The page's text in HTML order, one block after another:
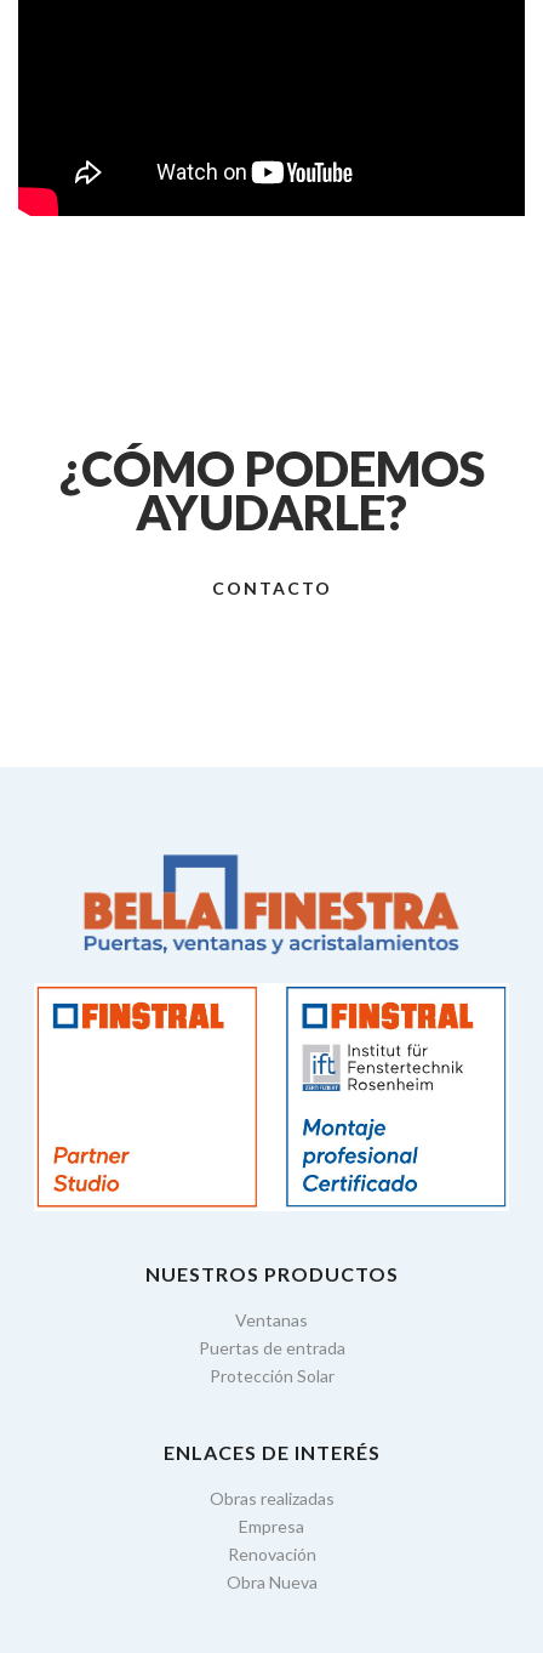
¿CÓMO PODEMOS
AYUDARLE?
CONTACTO
NUESTROS PRODUCTOS
Ventanas
Puertas de entrada
Protección Solar
ENLACES DE INTERÉS
Obras realizadas
Empresa
Renovación
Obra Nueva